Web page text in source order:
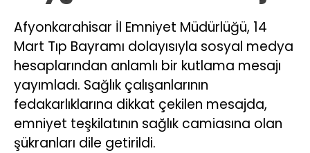
Afyonkarahisar İl Emniyet Müdürlüğü, 14
Mart Tıp Bayramı dolayısıyla sosyal medya
hesaplarından anlamlı bir kutlama mesajı
yayımladı. Sağlık çalışanlarının
fedakarlıklarına dikkat çekilen mesajda,
emniyet teşkilatının sağlık camiasına olan
şükranları dile getirildi.